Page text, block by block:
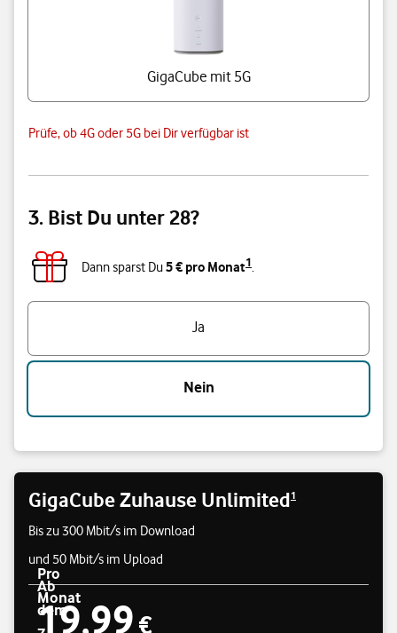
GigaCube mit 5G
Prüfe, ob 4G oder 5G bei Dir verfügbar ist
3. Bist Du unter 28?
Dann sparst Du5 € pro Monat1.
Ja
Nein
GigaCube Zuhause Unlimited1
Bis zu 300 Mbit/s im Download
und 50 Mbit/s im Upload
Preisübersicht
Pro
Monat
19,99 €
19,99 €
Ab
dem